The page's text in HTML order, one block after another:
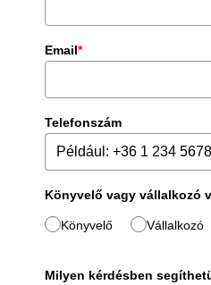
Email*
Telefonszám
Könyvelő vagy vállalkozó
Könyvelő Vállalkozó
Milyen kérdésben